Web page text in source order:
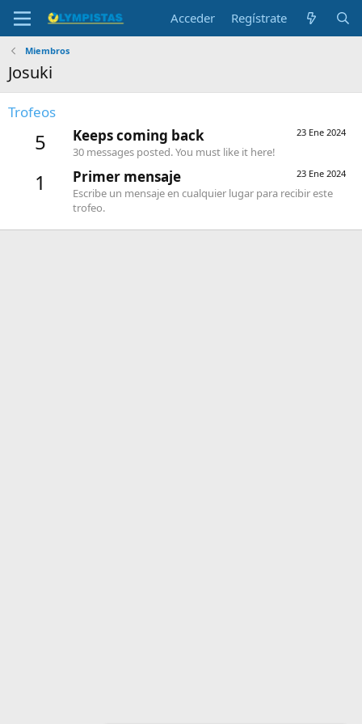
Acceder Regístrate
Miembros
Josuki
Trofeos
5 23 Ene 2024
Keeps coming back
30 messages posted. You must like it here!
1 23 Ene 2024
Primer mensaje
Escribe un mensaje en cualquier lugar para recibir este
trofeo.